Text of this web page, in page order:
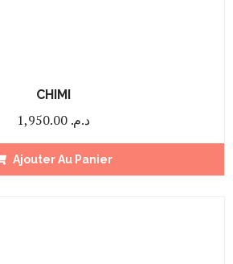
CHIMI
د.م. 1,950.00
Ajouter Au Panier